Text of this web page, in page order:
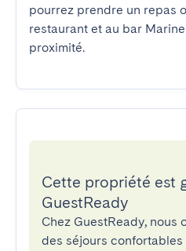
pourrez prendre un repas
restaurant et au bar
proximité.
Cette propriété est
GuestReady
Chez GuestReady, nous
des séjours confortables